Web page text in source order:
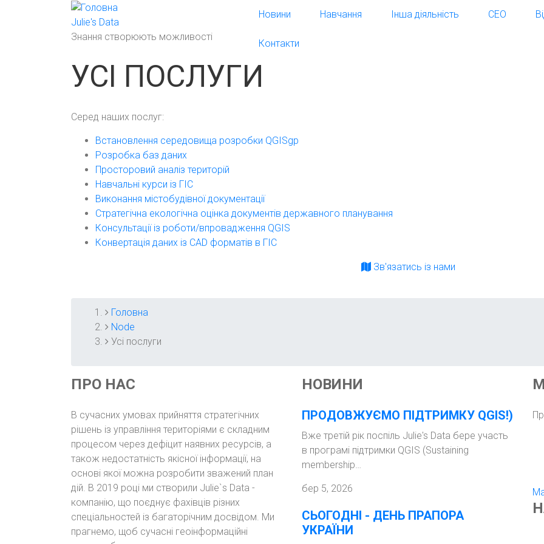
Julie's Data
Знання створюють можливості
Новини Навчання Інша діяльність СЕО
Контакти
УСІ ПОСЛУГИ
Серед наших послуг:
Встановлення середовища розробки QGISgp
Розробка баз даних
Просторовий аналіз територій
Навчальні курси із ГІС
Виконання містобудівної документації
Стратегічна екологічна оцінка документів державного планування
Консультації із роботи/впровадження QGIS
Конвертація даних із CAD форматів в ГІС
Зв'язатись із нами
РЯДОК
Головна
Node
Усі послуги
ПРО НАС
В сучасних умовах прийняття стратегічних
рішень із управління територіями є складним
процесом через дефіцит наявних ресурсів, а
також недостатність якісної інформації, на
основі якої можна розробити зважений план
дій. В 2019 році ми створили Julie`s Data -
компанію, що поєднує фахівців різних
спеціальностей із багаторічним досвідом. Ми
прагнемо, щоб сучасні геоінформаційні
НОВИНИ
ПРОДОВЖУЄМО ПІДТРИМКУ QGIS!)
Вже третій рік поспіль Julie's Data бере участь
в програмі підтримки QGIS (Sustaining
membership…
бер 5, 2026
СЬОГОДНІ - ДЕНЬ ПРАПОРА
УКРАЇНИ